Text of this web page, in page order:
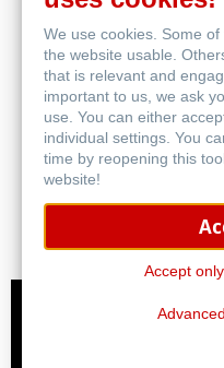
Museum Etching
We use cookies. Some
the website usable.
that is relevant and
important to us, we ask
use. You can either
individual settings. You
time by reopening this
website!
Accept